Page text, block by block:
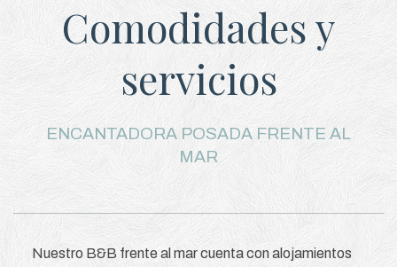
Comodidades y
servicios
ENCANTADORA POSADA FRENTE AL
MAR
Nuestro B&B frente al mar cuenta con alojamientos